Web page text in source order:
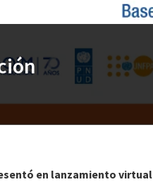
en lanzamiento virtual